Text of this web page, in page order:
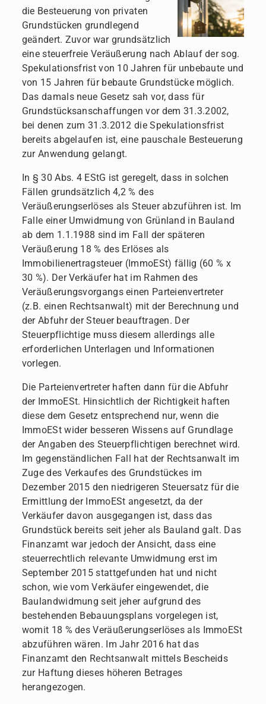
die Besteuerung von privaten
Grundstücken grundlegend
geändert. Zuvor war grundsätzlich
eine steuerfreie Veräußerung nach Ablauf der sog.
Spekulationsfrist von 10 Jahren für unbebaute und
von 15 Jahren für bebaute Grundstücke möglich.
Das damals neue Gesetz sah vor, dass für
Grundstücksanschaffungen vor dem 31.3.2002,
bei denen zum 31.3.2012 die Spekulationsfrist
bereits abgelaufen ist, eine pauschale Besteuerung
zur Anwendung gelangt.
In § 30 Abs. 4 EStG ist geregelt, dass in solchen
Fällen grundsätzlich 4,2 % des
Veräußerungserlöses als Steuer abzuführen ist. Im
Falle einer Umwidmung von Grünland in Bauland
ab dem 1.1.1988 sind im Fall der späteren
Veräußerung 18 % des Erlöses als
Immobilienertragsteuer (ImmoESt) fällig (60 % x
30 %). Der Verkäufer hat im Rahmen des
Veräußerungsvorgangs einen Parteienvertreter
(z.B. einen Rechtsanwalt) mit der Berechnung und
der Abfuhr der Steuer beauftragen. Der
Steuerpflichtige muss diesem allerdings alle
erforderlichen Unterlagen und Informationen
vorlegen.
Die Parteienvertreter haften dann für die Abfuhr
der ImmoESt. Hinsichtlich der Richtigkeit haften
diese dem Gesetz entsprechend nur, wenn die
ImmoESt wider besseren Wissens auf Grundlage
der Angaben des Steuerpflichtigen berechnet wird.
Im gegenständlichen Fall hat der Rechtsanwalt im
Zuge des Verkaufes des Grundstückes im
Dezember 2015 den niedrigeren Steuersatz für die
Ermittlung der ImmoESt angesetzt, da der
Verkäufer davon ausgegangen ist, dass das
Grundstück bereits seit jeher als Bauland galt. Das
Finanzamt war jedoch der Ansicht, dass eine
steuerrechtlich relevante Umwidmung erst im
September 2015 stattgefunden hat und nicht
schon, wie vom Verkäufer eingewendet, die
Baulandwidmung seit jeher aufgrund des
bestehenden Bebauungsplans vorgelegen ist,
womit 18 % des Veräußerungserlöses als ImmoESt
abzuführen wären. Im Jahr 2016 hat das
Finanzamt den Rechtsanwalt mittels Bescheids
zur Haftung dieses höheren Betrages
herangezogen.